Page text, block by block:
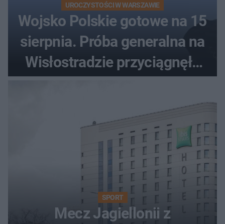
UROCZYSTOŚCI W WARSZAWIE
Wojsko Polskie gotowe na 15
sierpnia. Próba generalna na
Wisłostradzie przyciągnęła
tłumy
SPORT
Mecz Jagiellonii z